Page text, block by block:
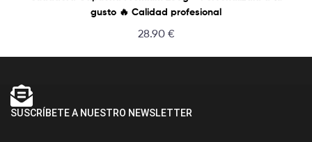
gusto 🔥 Calidad profesional
28.90 €
SUSCRÍBETE A NUESTRO NEWSLETTER